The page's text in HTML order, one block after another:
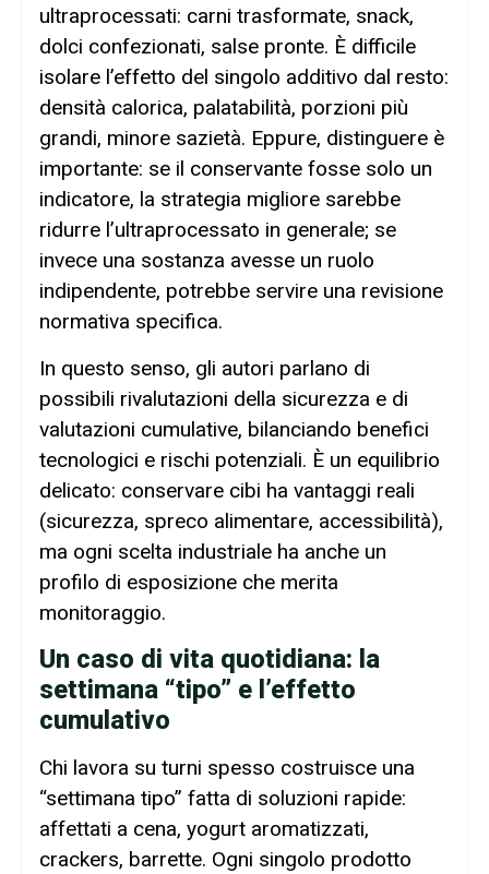
ultraprocessati: carni trasformate, snack,
dolci confezionati, salse pronte. È difficile
isolare l’effetto del singolo additivo dal resto:
densità calorica, palatabilità, porzioni più
grandi, minore sazietà. Eppure, distinguere è
importante: se il conservante fosse solo un
indicatore, la strategia migliore sarebbe
ridurre l’ultraprocessato in generale; se
invece una sostanza avesse un ruolo
indipendente, potrebbe servire una revisione
normativa specifica.
In questo senso, gli autori parlano di
possibili rivalutazioni della sicurezza e di
valutazioni cumulative, bilanciando benefici
tecnologici e rischi potenziali. È un equilibrio
delicato: conservare cibi ha vantaggi reali
(sicurezza, spreco alimentare, accessibilità),
ma ogni scelta industriale ha anche un
profilo di esposizione che merita
monitoraggio.
Un caso di vita quotidiana: la
settimana “tipo” e l’effetto
cumulativo
Chi lavora su turni spesso costruisce una
“settimana tipo” fatta di soluzioni rapide:
affettati a cena, yogurt aromatizzati,
crackers, barrette. Ogni singolo prodotto